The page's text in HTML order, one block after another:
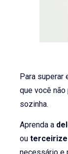
Para superar
que você
sozinha.
Aprenda a
ou